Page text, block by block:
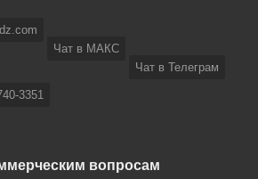
Чат в МАКС
Чат в Телеграм
3351
вопросам